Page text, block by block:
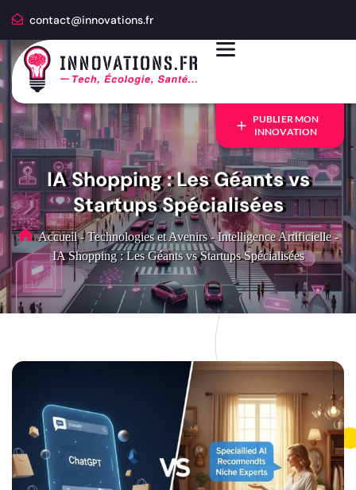
contact@innovations.fr
PUBLIER MON
INNOVATION
IA Shopping : Les Géants vs
Startups Spécialisées
Accueil - Technologies et Avenirs - Intelligence Artificielle -
IA Shopping : Les Géants vs Startups Spécialisées